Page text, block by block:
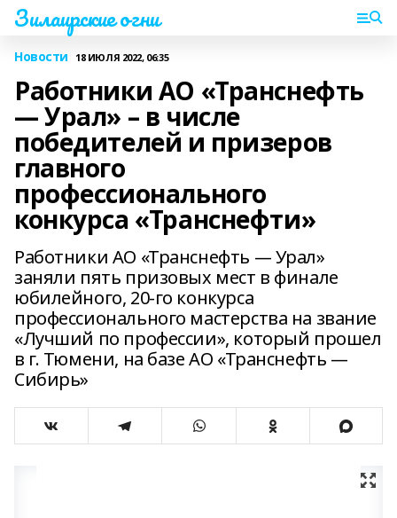
Зилаирские огни
Новости 18 ИЮЛЯ 2022, 06:35
Работники АО «Транснефть
— Урал» – в числе
победителей и призеров
главного
профессионального
конкурса «Транснефти»
Работники АО «Транснефть — Урал»
заняли пять призовых мест в финале
юбилейного, 20-го конкурса
профессионального мастерства на звание
«Лучший по профессии», который прошел
в г. Тюмени, на базе АО «Транснефть —
Сибирь»